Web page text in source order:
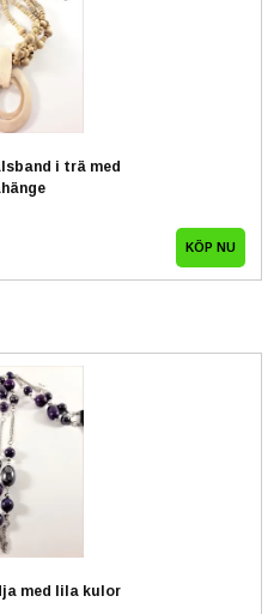
i trä med
med lila kulor